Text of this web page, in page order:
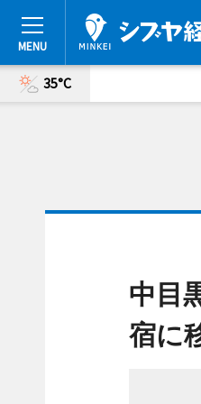
35°C
中目
宿に